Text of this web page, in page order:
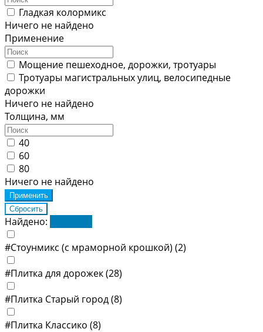
Гладкая колормикс
Ничего не найдено
Применение
Мощение пешеходное, дорожки, тротуары
Тротуары магистральных улиц, велосипедные
дорожки
Ничего не найдено
Толщина, мм
40
60
80
Ничего не найдено
Найдено:
#Стоунмикс (с мраморной крошкой) (2)
#Плитка для дорожек(28)
#Плитка Старый город(8)
#Плитка Классико (8)